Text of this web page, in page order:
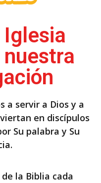
a servir a Dios y a
en discípulos
Su palabra y Su
la Biblia cada